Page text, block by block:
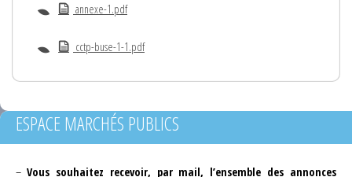
annexe-1.pdf
cctp-buse-1-1.pdf
ESPACE MARCHÉS PUBLICS
– Vous souhaitez recevoir, par mail, l’ensemble des annonces